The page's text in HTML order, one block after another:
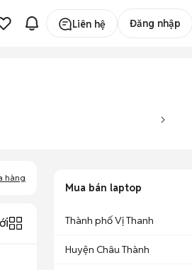
Liên hệ Đăng nhập
hàng
Mua bán laptop
Thành phố Vị Thanh
Huyện Châu Thành